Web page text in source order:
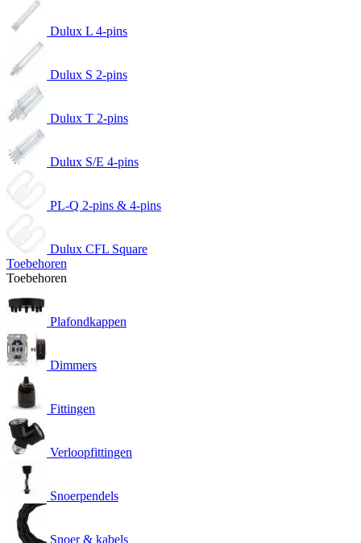
Dulux L 4-pins
Dulux S 2-pins
Dulux T 2-pins
Dulux S/E 4-pins
PL-Q 2-pins & 4-pins
Dulux CFL Square
Toebehoren
Toebehoren
Plafondkappen
Dimmers
Fittingen
Verloopfittingen
Snoerpendels
Snoer & kabels